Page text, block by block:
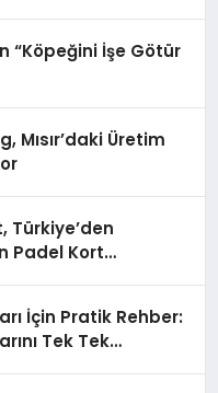
“Köpeğini İşe Götür
Mısır’daki Üretim
Türkiye’den
Padel Kort
İçin Pratik Rehber:
Tek Tek